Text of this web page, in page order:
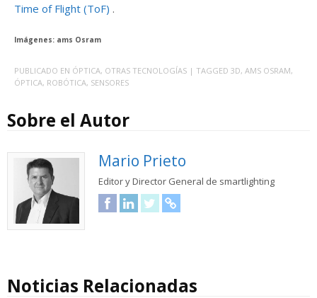
Time of Flight (ToF) .
Imágenes: ams Osram
PUBLICADO EN ÓPTICA, OTRAS TECNOLOGÍAS | TAGGED 3D, AMS OSRAM,
ÓPTICA, ROBÓTICA, SENSORES
Sobre el Autor
Mario Prieto
Editor y Director General de smartlighting
FacebookLinkedInTwitter
Noticias Relacionadas